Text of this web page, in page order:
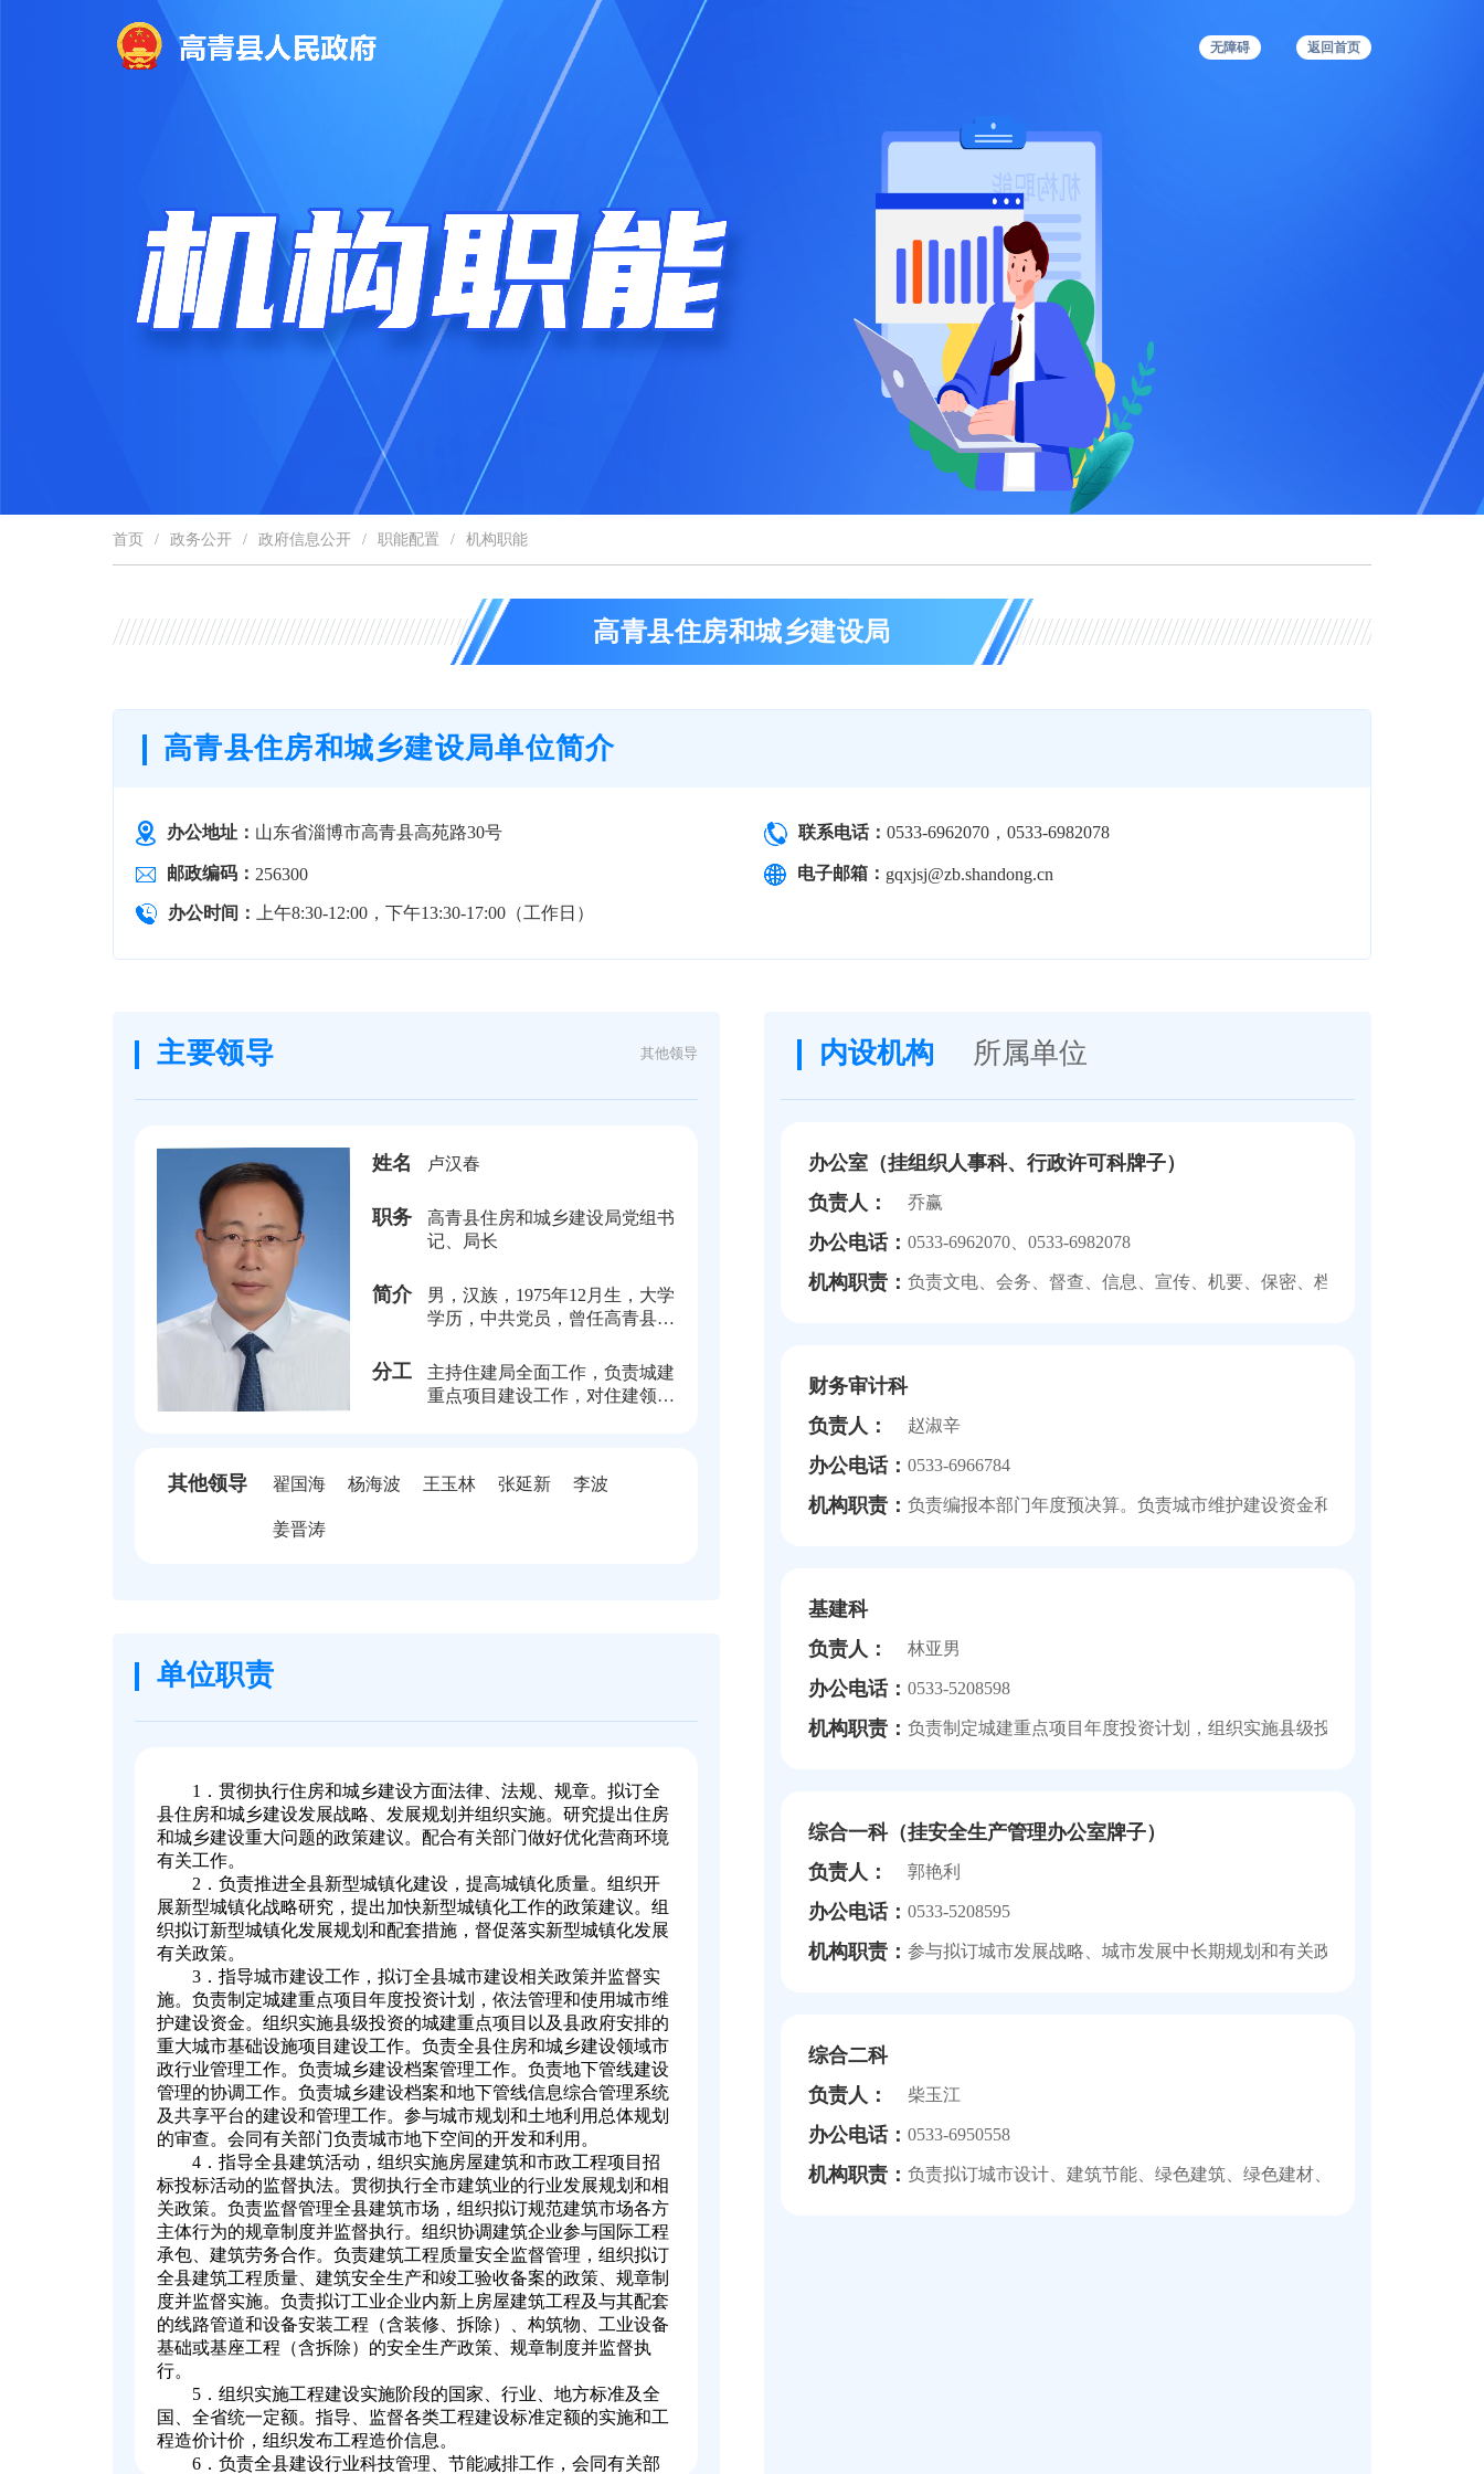
无障碍 返回首页
首页 / 政务公开 / 政府信息公开 / 职能配置 / 机构职能
高青县住房和城乡建设局
高青县住房和城乡建设局单位简介
办公地址： 山东省淄博市高青县高苑路30号 联系电话： 0533-6962070，0533-6982078
邮政编码： 256300 电子邮箱： gqxjsj@zb.shandong.cn
办公时间： 上午8:30-12:00，下午13:30-17:00（工作日）
主要领导 其他领导
姓名 卢汉春
职务
高青县住房和城乡建设局党组书
记、局长
简介
男，汉族，1975年12月生，大学
学历，中共党员，曾任高青县委
科长，高青县委组织员办公室副
主任，高青县纪委常委、组织部
部长，高青县芦湖街道党工委副
组书记、主任等职。
分工
主持住建局全面工作，负责城建
重点项目建设工作，对住建领域
其他领导 翟国海 杨海波 王玉林 张延新 李波
姜晋涛
单位职责
1．贯彻执行住房和城乡建设方面法律、法规、规章。拟订全
县住房和城乡建设发展战略、发展规划并组织实施。研究提出住房
和城乡建设重大问题的政策建议。配合有关部门做好优化营商环境
有关工作。
2．负责推进全县新型城镇化建设，提高城镇化质量。组织开
展新型城镇化战略研究，提出加快新型城镇化工作的政策建议。组
织拟订新型城镇化发展规划和配套措施，督促落实新型城镇化发展
有关政策。
3．指导城市建设工作，拟订全县城市建设相关政策并监督实
施。负责制定城建重点项目年度投资计划，依法管理和使用城市维
护建设资金。组织实施县级投资的城建重点项目以及县政府安排的
重大城市基础设施项目建设工作。负责全县住房和城乡建设领域市
政行业管理工作。负责城乡建设档案管理工作。负责地下管线建设
管理的协调工作。负责城乡建设档案和地下管线信息综合管理系统
及共享平台的建设和管理工作。参与城市规划和土地利用总体规划
的审查。会同有关部门负责城市地下空间的开发和利用。
4．指导全县建筑活动，组织实施房屋建筑和市政工程项目招
标投标活动的监督执法。贯彻执行全市建筑业的行业发展规划和相
关政策。负责监督管理全县建筑市场，组织拟订规范建筑市场各方
主体行为的规章制度并监督执行。组织协调建筑企业参与国际工程
承包、建筑劳务合作。负责建筑工程质量安全监督管理，组织拟订
全县建筑工程质量、建筑安全生产和竣工验收备案的政策、规章制
度并监督实施。负责拟订工业企业内新上房屋建筑工程及与其配套
的线路管道和设备安装工程（含装修、拆除）、构筑物、工业设备
基础或基座工程（含拆除）的安全生产政策、规章制度并监督执
行。
5．组织实施工程建设实施阶段的国家、行业、地方标准及全
国、全省统一定额。指导、监督各类工程建设标准定额的实施和工
程造价计价，组织发布工程造价信息。
6．负责全县建设行业科技管理、节能减排工作，会同有关部
内设机构 所属单位
办公室（挂组织人事科、行政许可科牌子）
负责人：
乔赢
办公电话： 0533-6962070、0533-6982078
机构职责： 负责文电、会务、督查、信息、宣传、机要、保密、档案、信访、接待
财务审计科
负责人：
赵淑辛
办公电话： 0533-6966784
机构职责： 负责编报本部门年度预决算。负责城市维护建设资金和其他资金的管理
基建科
负责人：
林亚男
办公电话： 0533-5208598
机构职责： 负责制定城建重点项目年度投资计划，组织实施县级投资的城建重点项
综合一科（挂安全生产管理办公室牌子）
负责人：
郭艳利
办公电话： 0533-5208595
机构职责： 参与拟订城市发展战略、城市发展中长期规划和有关政策。组织开展新
综合二科
负责人：
柴玉江
办公电话： 0533-6950558
机构职责： 负责拟订城市设计、建筑节能、绿色建筑、绿色建材、装配式建筑、建